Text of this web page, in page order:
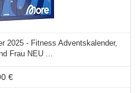
2025 - Fitness Adventskalender,
Frau NEU ...
€